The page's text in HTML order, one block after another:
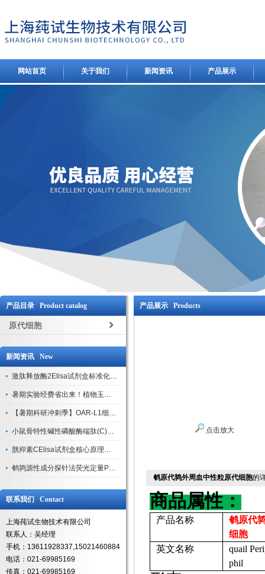
网站首页 关于我们 新闻资讯 产品展示
产品目录 Product catalog
原代细胞
新闻资讯 New
激肽释放酶2Elisa试剂盒标准化实验操作与质控体系解析
暑期实验经费省出来！植物玉米索核苷（ZR ）elisa酶联免疫试剂盒
【暑期科研冲刺季】OAR-L1细胞专用培养基特惠，助力实验高效突破
小鼠骨特性碱性磷酸酶端肽(C)elisa试剂盒大促，骨科研人速囤
胱抑素CElisa试剂盒核心原理、产品特性与全流程操作规范详解
鹌鹑源性成分探针法荧光定量PCR试剂盒特惠来袭
联系我们 Contact
上海莼试生物技术有限公司
联系人：吴经理
手机：13611928337,15021460884
电话：021-69985169
传真：021-69985169
产品展示 Products
点击放大
鹌原代鹑外周血中性粒原代细胞的
商品属性：
产品名称
鹌原代
细胞
英文名称
quail
phil